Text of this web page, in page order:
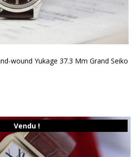
wound Yukage 37.3 Mm Grand Seiko
Vendu !